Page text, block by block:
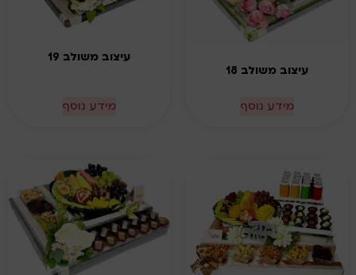
עיצוב משולב 18
מידע נוסף
עיצוב משולב 19
מידע נוסף